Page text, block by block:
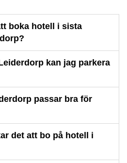
boka hotell i sista
kan jag parkera
passar bra för
det att bo på hotell i